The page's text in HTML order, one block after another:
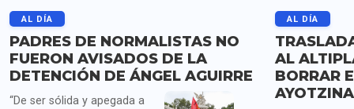
AL DÍA
PADRES DE NORMALISTAS NO
FUERON AVISADOS DE LA
DETENCIÓN DE ÁNGEL AGUIRRE
“De ser sólida y apegada a
AL DÍA
AL
BORRAR